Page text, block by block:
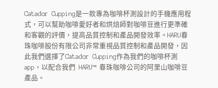
HARU 阿里山高山茶
HARU 玄米茶
HARU 鐵觀音茶
Catador Cupping是一款專為咖啡杯測設計的手機應用程
式，可以幫助咖啡愛好者和烘焙師對咖啡豆進行更準確
和客觀的評價，提高品質控制和產品開發效率。HARU春
珠咖啡股份有限公司非常重視品質控制和產品開發，因
此我們選擇了Catador Cupping作為我們的咖啡杯測
app，以配合我們 HARU™ 春珠咖啡公司的阿里山咖啡豆
產品。